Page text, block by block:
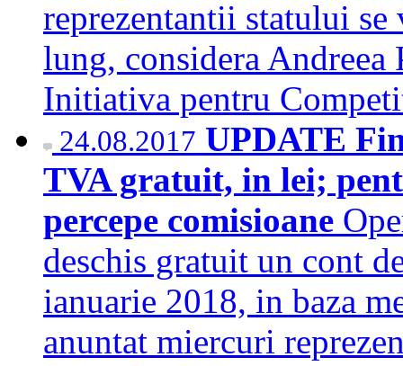
reprezentantii statului se
lung, considera
Initiativa pentru
24.08.2017 UPDATE
TVA gratuit, in lei;
percepe comisioane
deschis gratuit un cont
ianuarie 2018, in baza
anuntat miercuri